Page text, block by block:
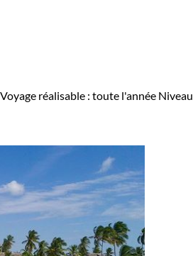
Voyage réalisable : toute l'année